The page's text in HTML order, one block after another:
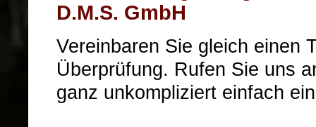
D.M.S. GmbH
Vereinbaren Sie gleich einen
Überprüfung. Rufen Sie uns
ganz unkompliziert einfach